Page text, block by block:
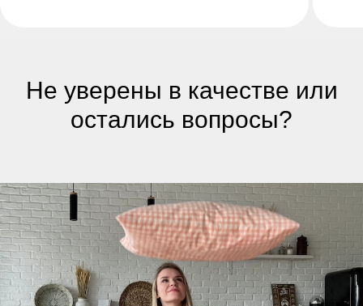
Не уверены в качестве или
остались вопросы?